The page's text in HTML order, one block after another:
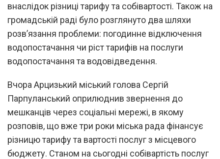
внаслідок різниці тарифу та собівартості. Також на
громадській раді було розглянуто два шляхи
розв’язання проблеми: погодинне відключення
водопостачання чи ріст тарифів на послуги
водопостачання та водовідведення.
Вчора Арцизький міський голова Сергій
Парпуланський оприлюднив звернення до
мешканців через соціальні мережі, в якому
розповів, що вже три роки міська рада фінансує
різницю тарифу та вартості послуг з місцевого
бюджету. Станом на сьогодні собівартість послуг